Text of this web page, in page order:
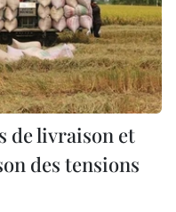
de livraison et
des tensions